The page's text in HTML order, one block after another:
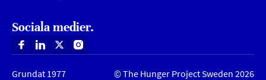
Sociala medier.
Facebook
Linkedin
X Instagram
Grundat 1977 © The Hunger Project Sweden 2026